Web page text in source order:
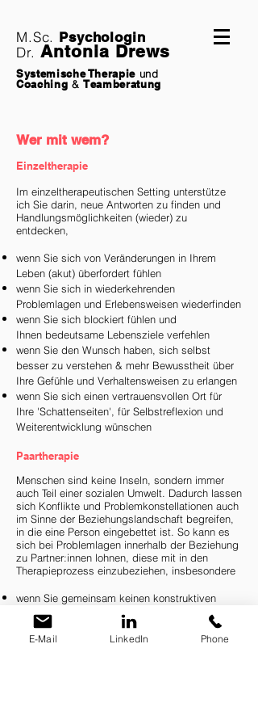
M.Sc. Psychologin
Dr. Antonia Drews
Systemische Therapie und
Coaching & Teamberatung
Wer mit wem?
Einzeltherapie
Im einzeltherapeutischen Setting unterstütze
ich Sie darin, neue Antworten zu finden und
Handlungsmöglichkeiten (wieder) zu
entdecken,
wenn Sie sich von Veränderungen in Ihrem
Leben (akut) überfordert fühlen
wenn Sie sich in wiederkehrenden
Problemlagen und Erlebensweisen wiederfinden
wenn Sie sich blockiert fühlen und
Ihnen bedeutsame Lebensziele verfehlen
wenn Sie den Wunsch haben, sich selbst
besser zu verstehen & mehr Bewusstheit über
Ihre Gefühle und Verhaltensweisen zu erlangen
wenn Sie sich einen vertrauensvollen Ort für
Ihre 'Schattenseiten', für Selbstreflexion und
Weiterentwicklung wünschen
Paartherapie
Menschen sind keine Inseln, sondern immer
auch Teil einer sozialen Umwelt. Dadurch lassen
sich Konflikte und Problemkonstellationen auch
im Sinne der Beziehungslandschaft begreifen,
in die eine Person eingebettet ist. So kann es
sich bei Problemlagen innerhalb der Beziehung
zu Partner:innen lohnen, diese mit in den
Therapieprozess einzubeziehen, insbesondere
wenn Sie gemeinsam keinen konstruktiven
Umgang mit (berufs-, familien- oder
krankheitsbedingten) Veränderungen in Ihrem
Leben finden
E-Mail LinkedIn Phone